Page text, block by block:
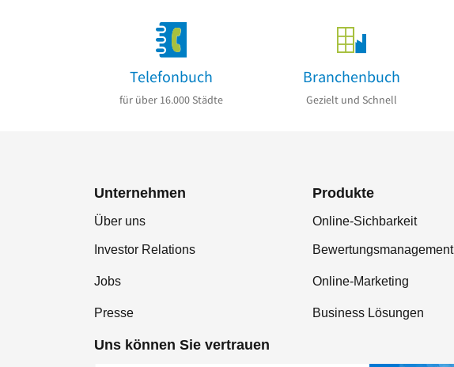
Telefonbuch
für über 16.000 Städte
Branchenbuch
Gezielt und Schnell
Unternehmen
Über uns
Investor Relations
Jobs
Presse
Produkte
Online-Sichbarkeit
Bewertungsmanagement
Online-Marketing
Business Lösungen
Uns können Sie vertrauen